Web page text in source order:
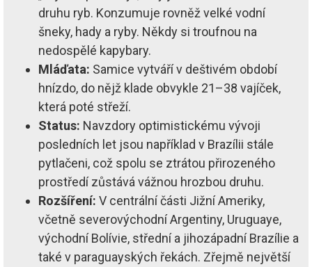
druhu ryb. Konzumuje rovněž velké vodní
šneky, hady a ryby. Někdy si troufnou na
nedospělé kapybary.
Mláďata: Samice vytváří v deštivém období
hnízdo, do nějž klade obvykle 21–38 vajíček,
která poté střeží.
Status: Navzdory optimistickému vývoji
posledních let jsou například v Brazílii stále
pytlačeni, což spolu se ztrátou přirozeného
prostředí zůstává vážnou hrozbou druhu.
Rozšíření: V centrální části Jižní Ameriky,
včetně severovýchodní Argentiny, Uruguaye,
východní Bolívie, střední a jihozápadní Brazílie a
také v paraguayských řekách. Zřejmě největší